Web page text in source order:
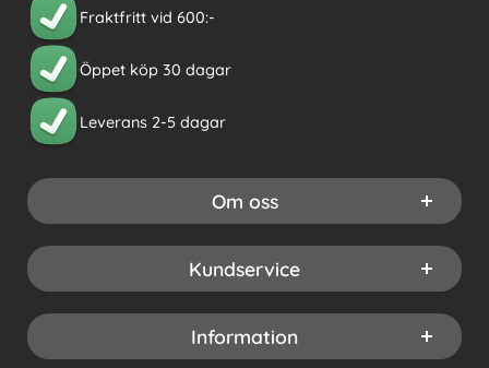
Fraktfritt vid 600:-
Öppet köp 30 dagar
Leverans 2-5 dagar
Om oss
Kundservice
Information